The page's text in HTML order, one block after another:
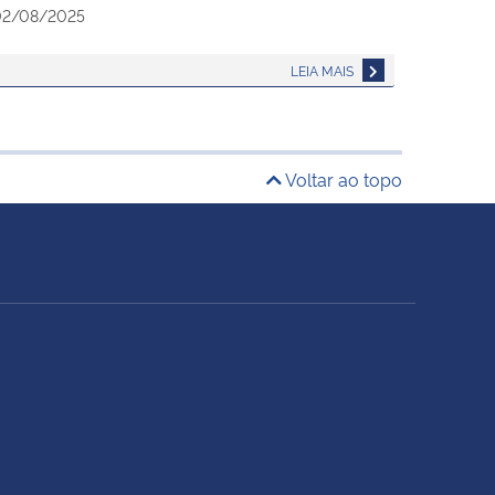
08/2025
LEIA MAIS
Voltar ao topo